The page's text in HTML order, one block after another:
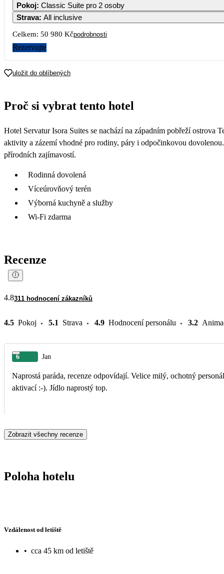
Pokoj: Classic Suite pro 2 osoby
Strava: All inclusive
Celkem: 50 980 Kčpodrobnosti
Rezervujte
uložit do oblíbených
Proč si vybrat tento hotel
Hotel Servatur Isora Suites se nachází na západním pobřeží
aktivity a zázemí vhodné pro rodiny, páry i odpočinkovou
přírodních zajímavostí.
Rodinná dovolená
Víceúrovňový terén
Výborná kuchyně a služby
Wi-Fi zdarma
Recenze
4.8311 hodnocení zákazníků
4.5 Pokoj 5.1 Strava 4.9 Hodnocení personálu 3.2
6 Jan
Naprostá paráda, recenze odpovídají. Velice milý, ochotný
aktivací :-). Jídlo naprostý top.
Zobrazit všechny recenze
Poloha hotelu
Vzdálenost od letiště
• cca 45 km od letiště